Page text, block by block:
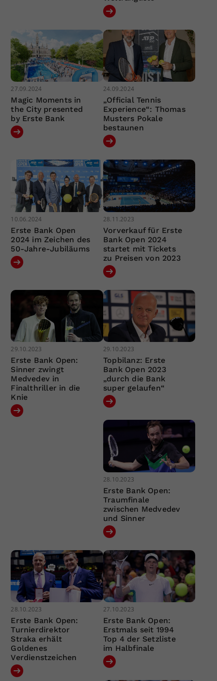
27.09.2024
Magic Moments in
the City presented
by Erste Bank
24.09.2024
„Official Tennis
Experience“: Thomas
Musters Pokale
bestaunen
10.06.2024
Erste Bank Open
2024 im Zeichen des
50-Jahre-Jubiläums
28.11.2023
Vorverkauf für Erste
Bank Open 2024
startet mit Tickets
zu Preisen von 2023
29.10.2023
Erste Bank Open:
Sinner zwingt
Medvedev in
Finalthriller in die
Knie
29.10.2023
Topbilanz: Erste
Bank Open 2023
„durch die Bank
super gelaufen“
28.10.2023
Erste Bank Open:
Traumfinale
zwischen Medvedev
und Sinner
28.10.2023
Erste Bank Open:
Turnierdirektor
Straka erhält
Goldenes
Verdienstzeichen
27.10.2023
Erste Bank Open:
Erstmals seit 1994
Top 4 der Setzliste
im Halbfinale